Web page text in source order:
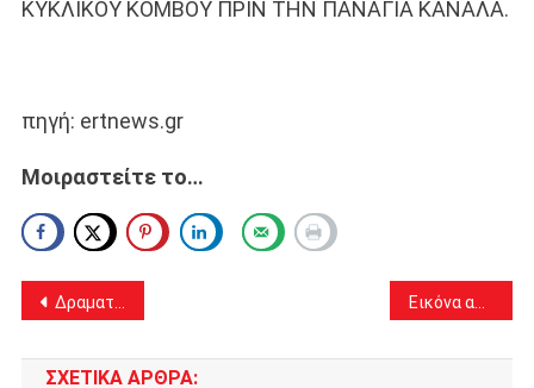
ΚΥΚΛΙΚΟΥ ΚΟΜΒΟΥ ΠΡΙΝ ΤΗΝ ΠΑΝΑΓΙΑ ΚΑΝΑΛΑ.
πηγή: ertnews.gr
Μοιραστείτε το…
Πλοήγηση
άρθρων
Δραματικές ώρες στην Πάρνηθα: Μάχη για να σωθεί ο Εθνικός Δρυμός, καίγονται σπίτια
ΣΧΕΤΙΚΆ ΆΡΘΡΑ: